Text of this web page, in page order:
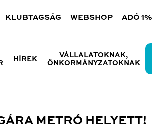
KLUBTAGSÁG WEBSHOP ADÓ 1%
HÍREK
VÁLLALATOKNAK,
ÖNKORMÁNYZATOKNAK
METRÓ HELYETT!